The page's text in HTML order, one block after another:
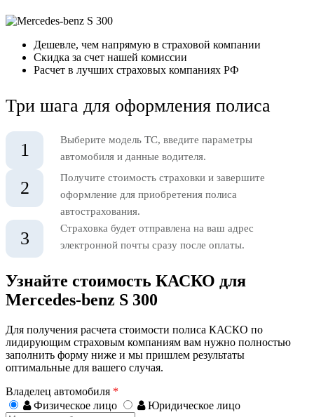
Дешевле, чем напрямую в страховой компании
Скидка за счет нашей комиссии
Расчет в лучших страховых компаниях РФ
Три шага для оформления полиса
1
Выберите модель ТС, введите параметры
автомобиля и данные водителя.
2
Получите стоимость страховки и завершите
оформление для приобретения полиса
автострахования.
3
Страховка будет отправлена на ваш адрес
электронной почты сразу после оплаты.
Узнайте стоимость КАСКО для
Mercedes-benz S 300
Для получения расчета стоимости полиса КАСКО по
лидирующим страховым компаниям вам нужно полностью
заполнить форму ниже и мы пришлем результаты
оптимальные для вашего случая.
Владелец автомобиля *
Физическое лицо
Юридическое лицо